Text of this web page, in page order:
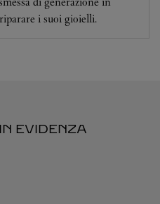
i suoi gioielli.
EVIDENZA